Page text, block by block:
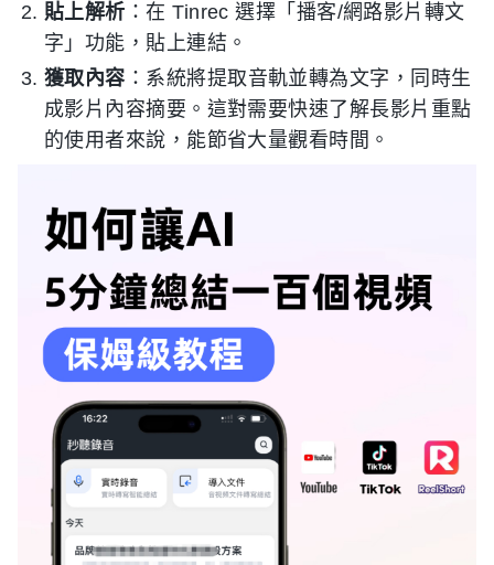
貼上解析 ：在 Tinrec 選擇「播客/網路影片轉文
字」功能，貼上連結。
獲取內容 ：系統將提取音軌並轉為文字，同時生
成影片內容摘要。這對需要快速了解長影片重點
的使用者來說，能節省大量觀看時間。